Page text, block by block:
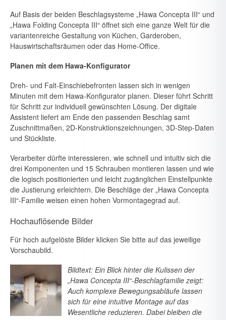
Auf Basis der beiden Beschlagsysteme „Hawa Concepta III“ und
„Hawa Folding Concepta III“ öffnet sich eine ganze Welt für die
variantenreiche Gestaltung von Küchen, Garderoben,
Hauswirtschaftsräumen oder das Home-Office.
Planen mit dem Hawa-Konfigurator
Dreh- und Falt-Einschiebefronten lassen sich in wenigen
Minuten mit dem Hawa-Konfigurator planen. Dieser führt Schritt
für Schritt zur indivi­duell gewünschten Lösung. Der digitale
Assistent liefert am Ende den passenden Beschlag samt
Zuschnittmaßen, 2D-Konstruktionszeichnun­gen, 3D-Step-Daten
und Stückliste.
Verarbeiter dürfte interessieren, wie schnell und intuitiv sich die
drei Komponenten und 15 Schrauben montieren lassen und wie
die logisch positionierten und leicht zugänglichen Einstellpunkte
die Justierung er­leichtern. Die Beschläge der „Hawa Concepta
III“-Familie weisen einen hohen Vormontagegrad auf.
Hochauflösende Bilder
Für hoch aufgelöste Bilder klicken Sie bitte auf das jeweilige
Vorschaubild.
Bildtext: Ein Blick hinter die Kulissen der
„Hawa Concepta III“-Beschlagfamilie zeigt:
Auch komplexe Bewegungsabläufe lassen
sich für eine intuitive Montage auf das
Wesentliche reduzieren. Dabei bleiben die